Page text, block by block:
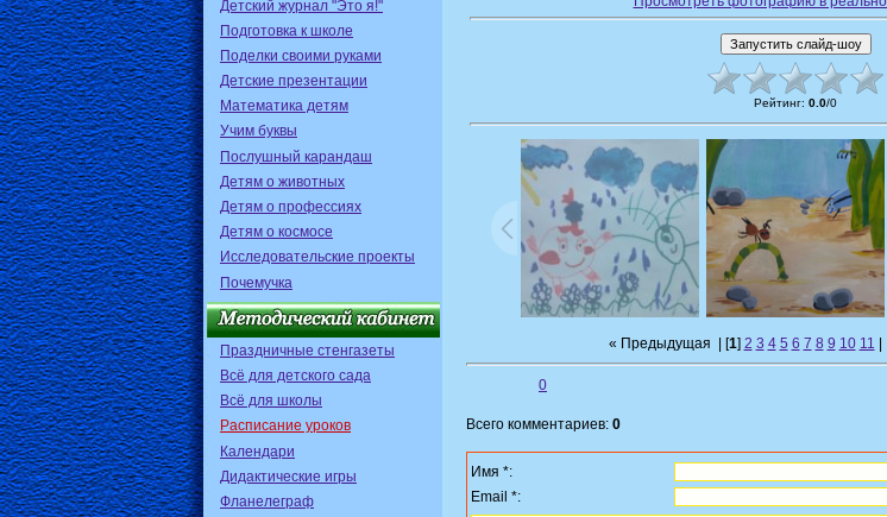
Детский журнал "Это я!"
Подготовка к школе
Поделки своими руками
Детские презентации
Математика детям
Учим буквы
Послушный карандаш
Детям о животных
Детям о профессиях
Детям о космосе
Исследовательские проекты
Почемучка
Праздничные стенгазеты
Всё для детского сада
Всё для школы
Расписание уроков
Календари
Дидактические игры
Фланелеграф
Рейтинг: 0.0/0
« Предыдущая | [1] 2 3 4 5 6 7 8 9 10 11
0
Всего комментариев: 0
Имя *:
Email *: